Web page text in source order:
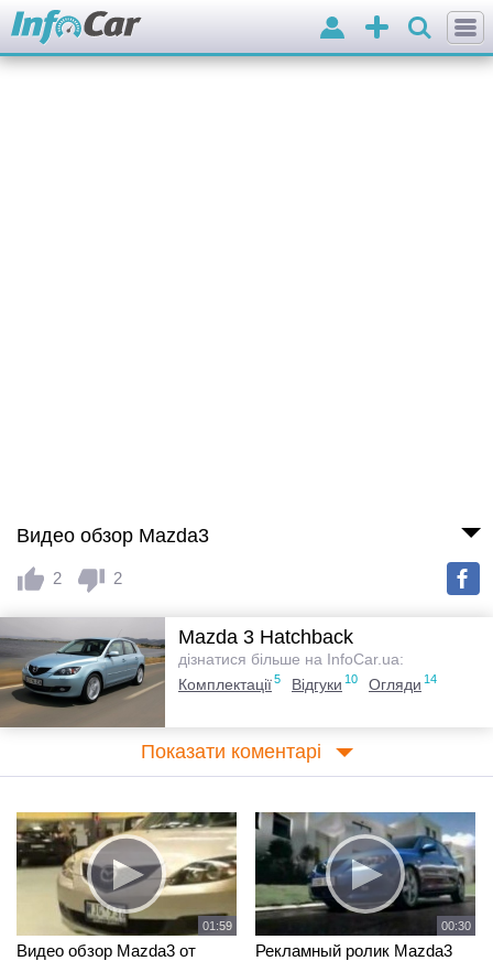
Додати
оголошення
Вхід
Видео обзор Mazda3
2 2
Mazda 3 Hatchback
дізнатися більше на InfoCar.ua:
Комплектації5 Відгуки 10 Огляди 14
Показати коментарі
01:59
Видео обзор Mazda3 от
00:30
Рекламный ролик Mazda3